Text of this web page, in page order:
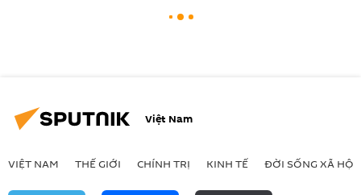
Việt Nam
VIỆT NAM THẾ GIỚI CHÍNH TRỊ KINH TẾ ĐỜI SỐNG XÃ HỘI